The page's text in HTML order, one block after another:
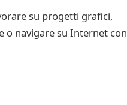
su progetti grafici,
o navigare su Internet con